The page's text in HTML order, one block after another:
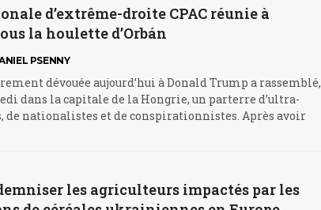
d’extrême-droite CPAC réunie à
la houlette d’Orbán
PSENNY
dévouée aujourd’hui à Donald Trump a rassemblé,
dans la capitale de la Hongrie, un parterre d’ultra-
de nationalistes et de conspirationnistes. Après avoir
les agriculteurs impactés par les